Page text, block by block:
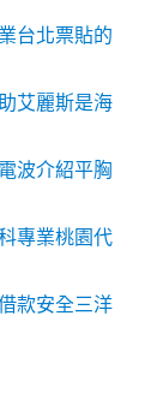
台北票貼的
艾麗斯是海
波介紹平胸
專業桃園代
款安全三洋